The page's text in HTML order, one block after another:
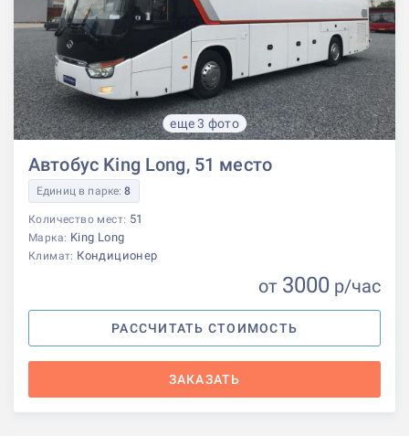
еще 3 фото
Автобус King Long, 51 место
Единиц в парке:8
Количество мест: 51
Марка: King Long
Климат: Кондиционер
от 3000 р/час
РАССЧИТАТЬ СТОИМОСТЬ
ЗАКАЗАТЬ